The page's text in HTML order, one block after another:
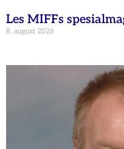
Les MIFFs
8. august 2026